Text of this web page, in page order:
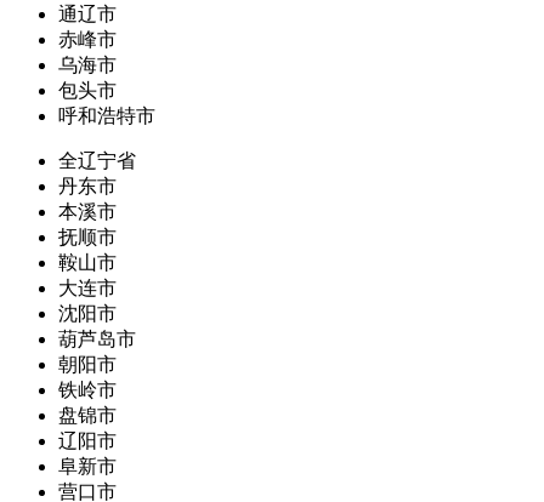
通辽市
赤峰市
乌海市
包头市
呼和浩特市
全辽宁省
丹东市
本溪市
抚顺市
鞍山市
大连市
沈阳市
葫芦岛市
朝阳市
铁岭市
盘锦市
辽阳市
阜新市
营口市